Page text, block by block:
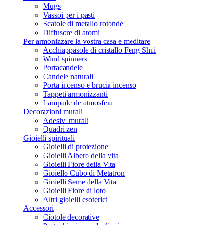
Mugs
Vassoi per i pasti
Scatole di metallo rotonde
Diffusore di aromi
Per armonizzare la vostra casa e meditare
Acchiappasole di cristallo Feng Shui
Wind spinners
Portacandele
Candele naturali
Porta incenso e brucia incenso
Tappeti armonizzanti
Lampade de atmosfera
Decorazioni murali
Adesivi murali
Quadri zen
Gioielli spirituali
Gioielli di protezione
Gioielli Albero della vita
Gioielli Fiore della Vita
Gioiello Cubo di Metatron
Gioielli Seme della Vita
Gioielli Fiore di loto
Altri gioielli esoterici
Accessori
Ciotole decorative